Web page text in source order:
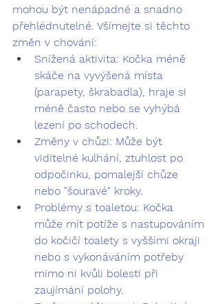
mohou být nenápadné a snadno
přehlédnutelné. Všímejte si těchto
změn v chování:
Snížená aktivita: Kočka méně
skáče na vyvýšená místa
(parapety, škrabadla), hraje si
méně často nebo se vyhýbá
lezení po schodech.
Změny v chůzi: Může být
viditelné kulhání, ztuhlost po
odpočinku, pomalejší chůze
nebo "šouravé" kroky.
Problémy s toaletou: Kočka
může mít potíže s nastupováním
do kočičí toalety s vyššími okraji
nebo s vykonáváním potřeby
mimo ni kvůli bolesti při
zaujímání polohy.